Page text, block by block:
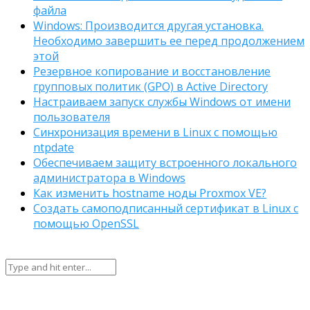
файла
Windows: Производится другая установка.
Необходимо завершить ее перед продолжением
этой
Резервное копирование и восстановление
групповых политик (GPO) в Active Directory
Настраиваем запуск службы Windows от имени
пользователя
Синхронизация времени в Linux с помощью
ntpdate
Обеспечиваем защиту встроенного локального
администратора в Windows
Как изменить hostname ноды Proxmox VE?
Создать самоподписанный сертификат в Linux с
помощью OpenSSL